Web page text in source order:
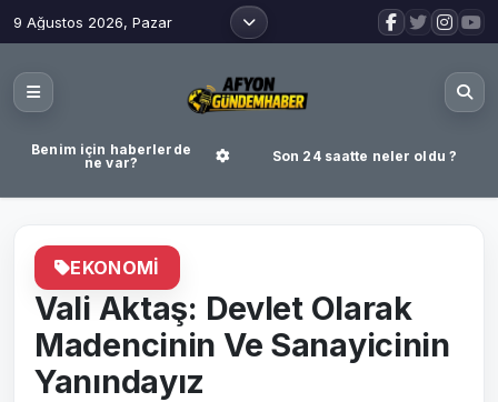
9 Ağustos 2026, Pazar
Benim için haberlerde
ne var?
Son 24 saatte neler oldu ?
EKONOMI
Vali Aktaş: Devlet Olarak
Madencinin Ve Sanayicinin
Yanındayız